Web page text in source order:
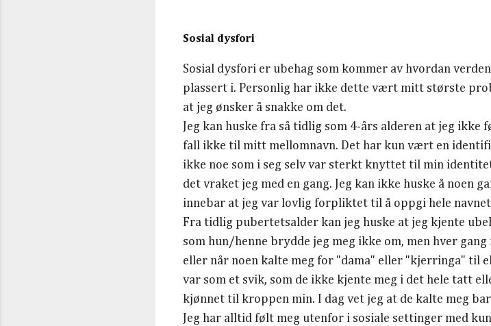
Sosial dysfori
Sosial dysfori er ubehag som kommer av hvordan
plassert i. Personlig har ikke dette vært mitt største
at jeg ønsker å snakke om det.
Jeg kan huske fra så tidlig som 4-års alderen at jeg
fall ikke til mitt mellomnavn. Det har kun vært en
ikke noe som i seg selv var sterkt knyttet til min
det vraket jeg med en gang. Jeg kan ikke huske å noen
innebar at jeg var lovlig forpliktet til å oppgi hele
Fra tidlig pubertetsalder kan jeg huske at jeg kjente
som hun/henne brydde jeg meg ikke om, men hver
eller når noen kalte meg for "dama" eller "kjerringa" til
var som et svik, som de ikke kjente meg i det hele tatt
kjønnet til kroppen min. I dag vet jeg at de kalte meg
Jeg har alltid følt meg utenfor i sosiale settinger med